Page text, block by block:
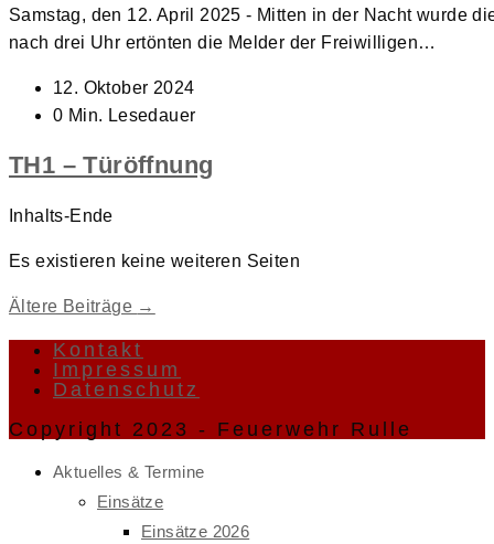
Samstag, den 12. April 2025 - Mitten in der Nacht wurde
nach drei Uhr ertönten die Melder der Freiwilligen…
Beitrag
veröffentlicht:
12. Oktober 2024
Lesedauer:
0 Min. Lesedauer
TH1 – Türöffnung
Inhalts-Ende
Es existieren keine weiteren Seiten
Ältere Beiträge →
Kontakt
Impressum
Datenschutz
Copyright 2023 - Feuerwehr Rulle
Aktuelles & Termine
Einsätze
Einsätze 2026